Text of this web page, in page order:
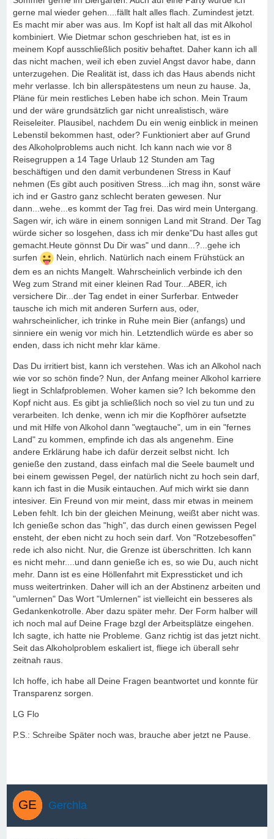
gerne mal wieder gehen....fällt halt alles flach. Zumindest jetzt.
Es macht mir aber was aus. Im Kopf ist halt all das mit Alkohol
kombiniert. Wie Dietmar schon geschrieben hat, ist es in
meinem Kopf ausschließlich positiv behaftet. Daher kann ich all
das nicht machen, weil ich eben zuviel Angst davor habe, dann
unterzugehen. Die Realität ist, dass ich das Haus abends nicht
mehr verlasse. Ich bin allerspätestens um neun zu hause. Ja,
Pläne für mein restliches Leben habe ich schon. Mein Traum
und der wäre grundsätzlich gar nicht unrealistisch, wäre
Reiseleiter. Plausibel, nachdem Du ein wenig einblick in meinen
Lebenstil bekommen hast, oder? Funktioniert aber auf Grund
des Alkoholproblems auch nicht. Ich kann nach wie vor 8
Reisegruppen a 14 Tage Urlaub 12 Stunden am Tag
beschäftigen und den damit verbundenen Stress in Kauf
nehmen (Es gibt auch positiven Stress...ich mag ihn, sonst wäre
ich ind er Gastro ganz schlecht beraten gewesen. Nur
dann...wehe...es kommt der Tag frei. Das wird mein Untergang.
Sagen wir, ich wäre in einem sonnigen Land mit Strand. Der Tag
würde sicher so losgehen, dass ich mir denke"Du hast alles gut
gemacht.Heute gönnst Du Dir was" und dann...?...gehe ich
surfen
Nein, ehrlich. Natürlich nach einem Frühstück an
dem es an nichts Mangelt. Wahrscheinlich verbinde ich den
Weg zum Strand mit einer kleinen Rad Tour...ABER, ich
versichere Dir...der Tag endet in einer Surferbar. Entweder
tausche ich mich mit anderen Surfern aus, oder,
wahrscheinlicher, ich trinke in Ruhe mein Bier (anfangs) und
sinniere ein wenig vor mich hin. Letztendlich würde es aber so
enden, dass ich nicht mehr klar käme.
Das Du irritiert bist, kann ich verstehen. Was ich an Alkohol nach
wie vor so schön finde? Nun, der Anfang meiner Alkohol karriere
liegt in Schlafproblemen. Woher kamen sie? Ich bekomme den
Kopf nicht aus. Es gibt ja schließlich noch so viel zu tun und zu
verarbeiten. Ich denke, wenn ich mir die Kopfhörer aufsetzte
und mit Hilfe von Alkohol dann "wegtauche", um in ein "fernes
Land" zu kommen, empfinde ich das als angenehm. Eine
andere Erklärung habe ich dafür derzeit selbst nicht. Ich
genieße den zustand, dass einfach mal die Seele baumelt und
bei einem gewissen Pegel, der natürlich nicht zu hoch sein darf,
kann ich fast in die Musik eintauchen. Auf mich wirkt sie dann
intesiver. Ein Freund von mir meint, dass mir etwas in meinem
Leben fehlt. Ich bin der gleichen Meinung, weißt aber nicht was.
Ich genieße schon das "high", das durch einen gewissen Pegel
ensteht, der eben nicht zu hoch sein darf. Von "Rotzebesoffen"
rede ich also nicht. Nur, die Grenze ist überschritten. Ich kann
es nicht mehr....und dann genieße ich es, so wie Du, auch nicht
mehr. Dann ist es eine Höllenfahrt mit Expressticket und ich
muss weitertrinken. Daher will ich an der Abstinenz arbeiten und
"umlernen" Das Wort "Umlernen" ist vielleicht ein besseres als
Gedankenkotrolle. Aber dazu später mehr. Der Form halber will
ich noch mal auf Deine Frage bzgl der Arbeitsplätze eingehen.
Ich sagte, ich hatte nie Probleme. Ganz richtig ist das jetzt nicht.
Seit das Alkoholproblem eskaliert ist, fliege ich überall sehr
zeitnah raus.
Ich hoffe, ich habe all Deine Fragen beantwortet und konnte für
Transparenz sorgen.
LG Flo
P.S.: Schreibe Später noch was, brauche aber jetzt ne Pause.
Gerchla